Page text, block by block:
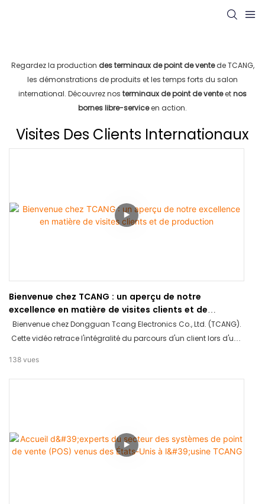
Regardez la production des terminaux de point de ventede TCANG,
les démonstrations de produits et les temps forts du salon
international. Découvrez nos terminaux de point de venteetnos
bornes libre-serviceen action.
Visites Des Clients Internationaux
Bienvenue chez TCANG : un aperçu de notre
excellence en matière de visites clients et de
production
Bienvenue chez Dongguan Tcang Electronics Co., Ltd. (TCANG).
Cette vidéo retrace l'intégralité du parcours d'un client lors d'une
standards d'excellence dans la fabrication de matériel de point
138 vues